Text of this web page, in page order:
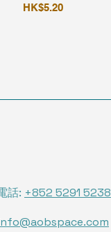
HK$5.20
話: +852 5291 5238